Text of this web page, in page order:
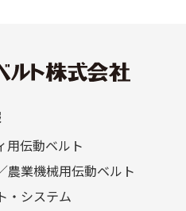
用伝動ベルト
農業機械用伝動ベルト
・システム